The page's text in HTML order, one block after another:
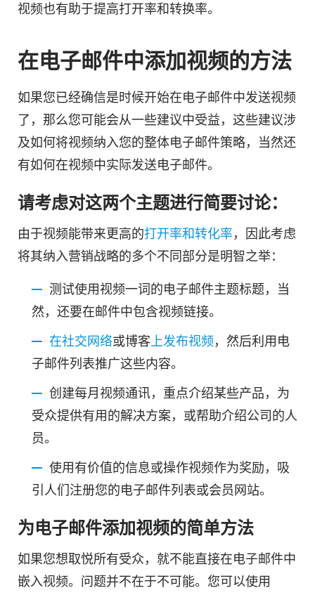
视频也有助于提高打开率和转换率。
在电子邮件中添加视频的方法
如果您已经确信是时候开始在电子邮件中发送视频
了，那么您可能会从一些建议中受益，这些建议涉
及如何将视频纳入您的整体电子邮件策略，当然还
有如何在视频中实际发送电子邮件。
请考虑对这两个主题进行简要讨论：
由于视频能带来更高的打开率和转化率，因此考虑
将其纳入营销战略的多个不同部分是明智之举：
测试使用视频一词的电子邮件主题标题，当
然，还要在邮件中包含视频链接。
在社交网络或博客 上发布视频，然后利用电
子邮件列表推广这些内容。
创建每月视频通讯，重点介绍某些产品，为
受众提供有用的解决方案，或帮助介绍公司的人
员。
使用有价值的信息或操作视频作为奖励，吸
引人们注册您的电子邮件列表或会员网站。
为电子邮件添加视频的简单方法
如果您想取悦所有受众，就不能直接在电子邮件中
嵌入视频。问题并不在于不可能。您可以使用